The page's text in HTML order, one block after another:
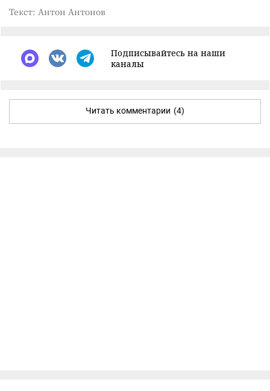
Текст: Антон Антонов
Подписывайтесь на наши
каналы
Читать комментарии (4)